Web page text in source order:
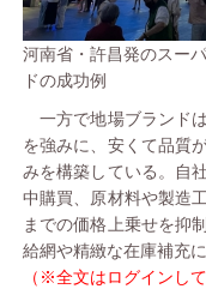
河南省・許昌発のスー
ドの成功例
一方で地場ブランド
を強みに、安くて品質
みを構築している。自
中購買、原材料や製造
までの価格上乗せを抑
給網や精緻な在庫補充
（※全文はログインし